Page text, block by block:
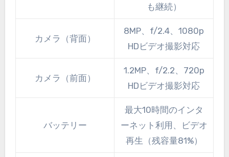
も継続）
カメラ（背面）
8MP、f/2.4、1080p
HDビデオ撮影対応
カメラ（前面）
1.2MP、f/2.2、720p
HDビデオ撮影対応
バッテリー
最大10時間のインタ
ーネット利用、ビデオ
再生（残容量81%）